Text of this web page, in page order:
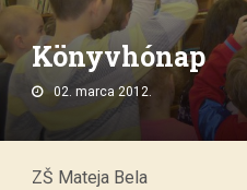
Könyvhónap
02. marca 2012.
ZŠ Mateja Bela